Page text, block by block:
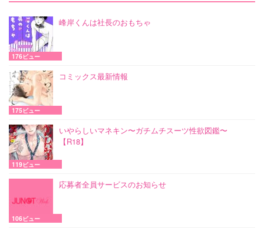
峰岸くんは社長のおもちゃ
176ビュー
コミックス最新情報
175ビュー
いやらしいマネキン〜ガチムチスーツ性欲図鑑〜
【R18】
119ビュー
応募者全員サービスのお知らせ
106ビュー